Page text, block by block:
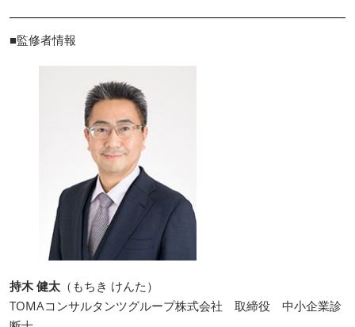
■監修者情報
持木 健太 （もちき けんた）
TOMAコンサルタンツグループ株式会社 取締役 中小企業診